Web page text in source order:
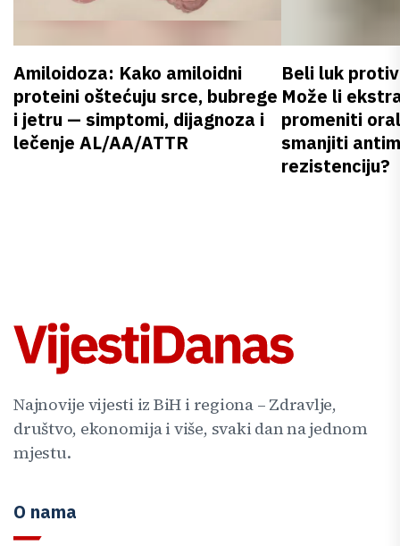
Amiloidoza: Kako amiloidni
proteini oštećuju srce, bubrege
i jetru — simptomi, dijagnoza i
lečenje AL/AA/ATTR
Beli luk
Može li
promeniti
smanjiti
rezistenciju?
Najnovije vijesti iz BiH i regiona – Zdravlje,
društvo, ekonomija i više, svaki dan na jednom
mjestu.
O nama